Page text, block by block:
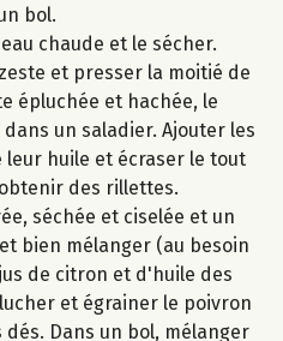
bol.
chaude et le sécher.
et presser la moitié de
épluchée et hachée, le
un saladier. Ajouter les
huile et écraser le tout
des rillettes.
séchée et ciselée et un
bien mélanger (au besoin
de citron et d'huile des
et égrainer le poivron
Dans un bol, mélanger